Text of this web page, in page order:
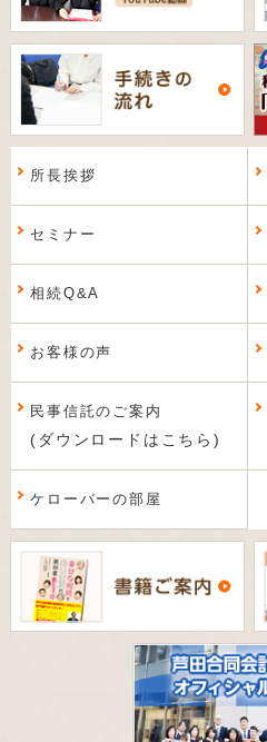
所長挨拶
セミナー
相続Q&A
お客様の声
民事信託のご案内
(ダウンロードはこちら)
ケローバーの部屋